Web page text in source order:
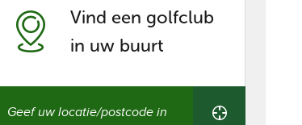
Vind een golfclub
in uw buurt
een
golfclub